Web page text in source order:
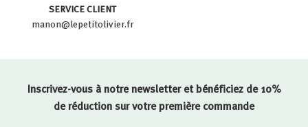
SERVICE CLIENT
manon@lepetitolivier.fr
Inscrivez-vous à notre newsletter et bénéficiez de 10%
de réduction sur votre première commande